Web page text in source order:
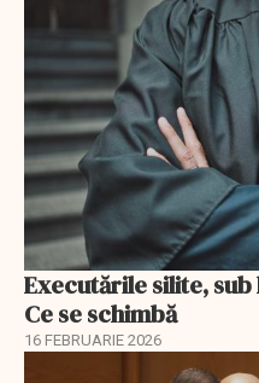
Executările silite,
Ce se schimbă
16 FEBRUARIE 2026